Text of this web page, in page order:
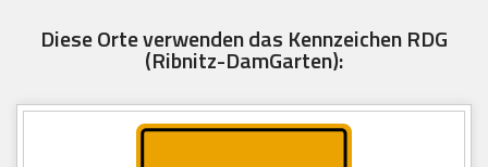
Diese Orte verwenden das Kennzeichen RDG
(Ribnitz-DamGarten):